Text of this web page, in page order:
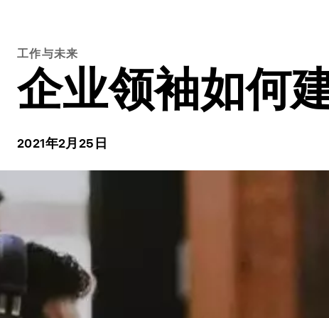
工作与未来
企业领袖如何
2021年2月25日